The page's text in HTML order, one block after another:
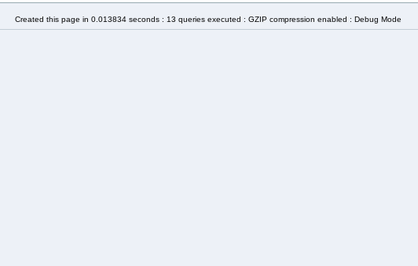
Created this page in 0.013834 seconds : 13 queries executed : GZIP compression enabled : Debug Mode